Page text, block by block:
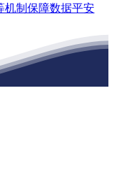
机制保障数据平安